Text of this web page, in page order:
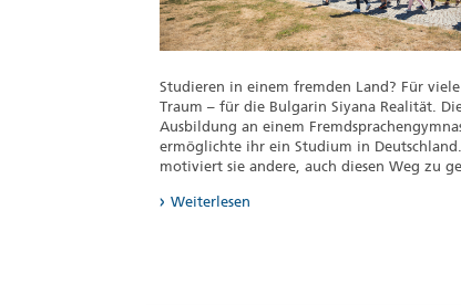
Studieren in einem fremden Land? Für
Traum – für die Bulgarin Siyana Realität.
Ausbildung an einem
ermöglichte ihr ein Studium in
motiviert sie andere, auch diesen Weg zu
Weiterlesen